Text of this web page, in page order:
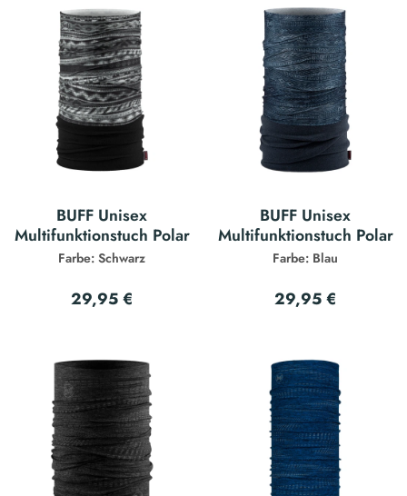
BUFF Unisex
Multifunktionstuch Polar
Farbe: Schwarz
29,95 €
BUFF Unisex
Multifunktionstuch Polar
Farbe: Blau
29,95 €